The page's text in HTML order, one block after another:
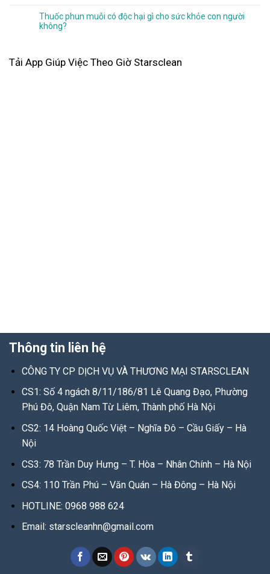
Thuốc phun muỗi có độc hại gì cho sức khỏe con người
không?
Tải App Giúp Việc Theo Giờ Starsclean
Thông tin liên hệ
CÔNG TY CP DỊCH VỤ VÀ THƯƠNG MẠI STARSCLEAN
CS1: Số 4 ngách 8/11/186/81 Lê Quang Đạo, Phường
Phú Đô, Quận Nam Từ Liêm, Thành phố Hà Nội
CS2: 14 Hoàng Quốc Việt – Nghĩa Đô – Cầu Giấy – Hà
Nội
CS3: 78 Trần Duy Hưng – T. Hòa – Nhân Chính – Hà Nội
CS4: 110 Trần Phú – Văn Quán – Hà Đông – Hà Nội
HOTLINE: 0968 988 624
Email: starscleanhn@gmail.com